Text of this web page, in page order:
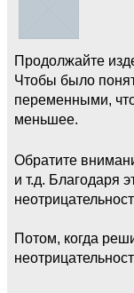
Продолжайте
Чтобы было
переменными,
меньшее.
Обратите
и т.д. Благодаря
Потом, когда